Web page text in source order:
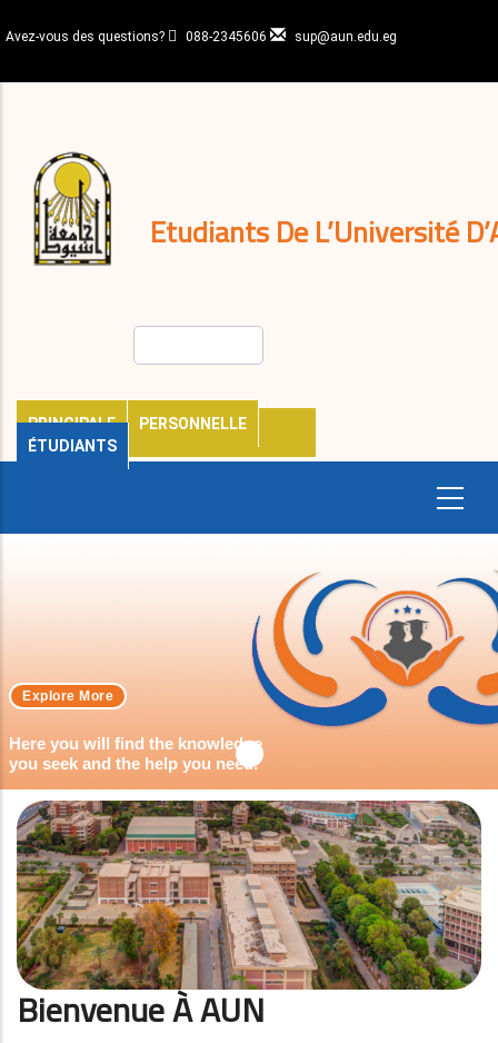
au
principal
Avez-vous des questions? 088-2345606 sup@aun.edu.eg
Etudiants De L’Université
PRINCIPALE
PERSONNELLE
ÉTUDIANTS
décisions
Expatriés
Journal
Here you will find the knowledge
you seek and the help you need.
Explore More
Bienvenue À AUN